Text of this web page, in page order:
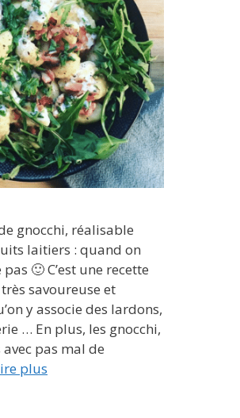
gnocchi, réalisable
laitiers : quand on
🙂 C’est une recette
savoureuse et
y associe des lardons,
… En plus, les gnocchi,
pas mal de
plus